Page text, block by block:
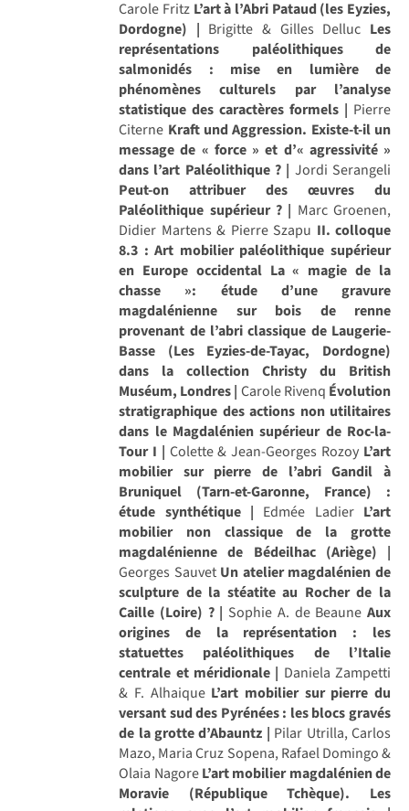
Carole Fritz L’art à l’Abri Pataud (les Eyzies,
Dordogne) | Brigitte & Gilles Delluc Les
représentations paléolithiques de
salmonidés : mise en lumière de
phénomènes culturels par l’analyse
statistique des caractères formels | Pierre
Citerne Kraft und Aggression. Existe-t-il un
message de « force » et d’« agressivité »
dans l’art Paléolithique ? | Jordi Serangeli
Peut-on attribuer des œuvres du
Paléolithique supérieur ? | Marc Groenen,
Didier Martens & Pierre Szapu II. colloque
8.3 : Art mobilier paléolithique supérieur
en Europe occidental La « magie de la
chasse »: étude d’une gravure
magdalénienne sur bois de renne
provenant de l’abri classique de Laugerie-
Basse (Les Eyzies-de-Tayac, Dordogne)
dans la collection Christy du British
Muséum, Londres | Carole Rivenq Évolution
stratigraphique des actions non utilitaires
dans le Magdalénien supérieur de Roc-la-
Tour I | Colette & Jean-Georges Rozoy L’art
mobilier sur pierre de l’abri Gandil à
Bruniquel (Tarn-et-Garonne, France) :
étude synthétique | Edmée Ladier L’art
mobilier non classique de la grotte
magdalénienne de Bédeilhac (Ariège) |
Georges Sauvet Un atelier magdalénien de
sculpture de la stéatite au Rocher de la
Caille (Loire) ? | Sophie A. de Beaune Aux
origines de la représentation : les
statuettes paléolithiques de l’Italie
centrale et méridionale | Daniela Zampetti
& F. Alhaique L’art mobilier sur pierre du
versant sud des Pyrénées : les blocs gravés
de la grotte d’Abauntz | Pilar Utrilla, Carlos
Mazo, Maria Cruz Sopena, Rafael Domingo &
Olaia NagoreL’art mobilier magdalénien de
Moravie (République Tchèque). Les